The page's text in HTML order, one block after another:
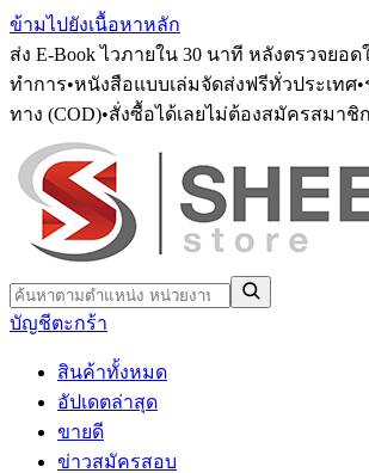
ข้ามไปยังเนื้อหาหลัก
ส่ง E-Book ไวภายใน 30 นาที หลังตรวจยอด
ทำการ•หนังสือแบบเล่มจัดส่งฟรีทั่วประเทศ•
ทาง (COD)•สั่งซื้อได้เลยไม่ต้องสมัครสมาชิก
บัญชีตะกร้า
สินค้าทั้งหมด
อัปเดตล่าสุด
ขายดี
ข่าวสมัครสอบ